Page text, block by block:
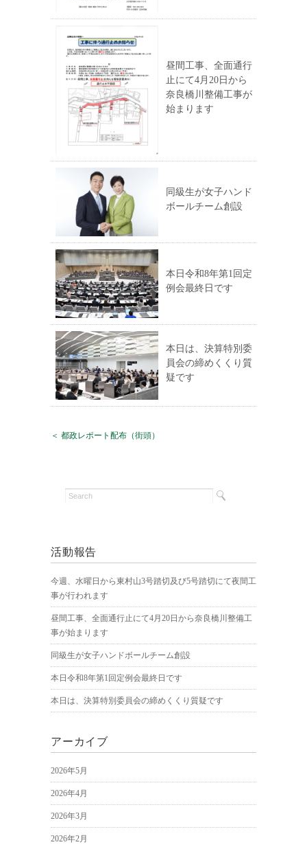
昼間工事、全面通行
止にて4月20日から
奈良橋川整備工事が
始まります
同級生が女子ハンド
ボールチーム創設
本日令和8年第1回定
例会最終日です
本日は、決算特別委
員会の締めくくり質
疑です
＜ 都政レポート配布（街頭）
活動報告
今週、水曜日から東村山3号踏切及び5号踏切にて夜間工
事が行われます
昼間工事、全面通行止にて4月20日から奈良橋川整備工
事が始まります
同級生が女子ハンドボールチーム創設
本日令和8年第1回定例会最終日です
本日は、決算特別委員会の締めくくり質疑です
アーカイブ
2026年5月
2026年4月
2026年3月
2026年2月